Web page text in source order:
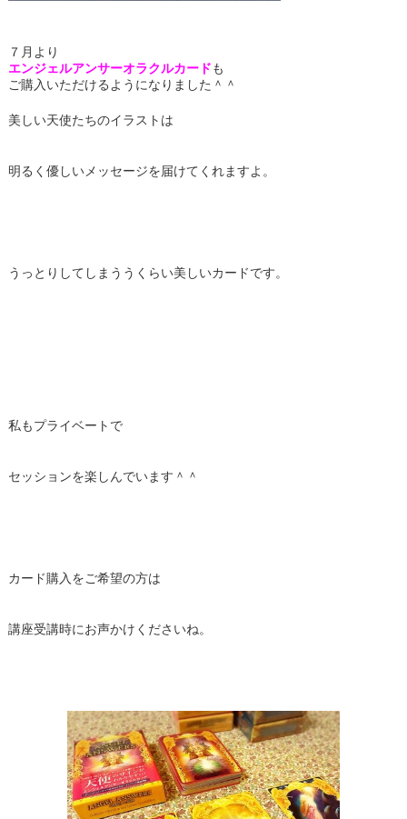
７月より
エンジェルアンサーオラクルカード も
ご購入いただけるようになりました＾＾
美しい天使たちのイラストは
明るく優しいメッセージを届けてくれますよ。
うっとりしてしまううくらい美しいカードです。
私もプライベートで
セッションを楽しんでいます＾＾
カード購入をご希望の方は
講座受講時にお声かけくださいね。